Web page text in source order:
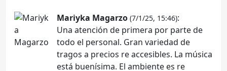
Mariyka Magarzo (7/1/25, 15:46):
Una atención de primera por parte de
todo el personal. Gran variedad de
tragos a precios re accesibles. La música
está buenísima. El ambiente es re